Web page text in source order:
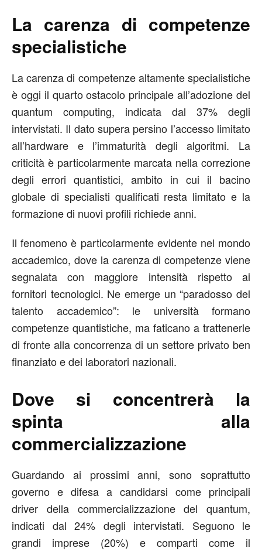
La carenza di competenze
specialistiche
La carenza di competenze altamente specialistiche
è oggi il quarto ostacolo principale all’adozione del
quantum computing, indicata dal 37% degli
intervistati. Il dato supera persino l’accesso limitato
all’hardware e l’immaturità degli algoritmi. La
criticità è particolarmente marcata nella correzione
degli errori quantistici, ambito in cui il bacino
globale di specialisti qualificati resta limitato e la
formazione di nuovi profili richiede anni.
Il fenomeno è particolarmente evidente nel mondo
accademico, dove la carenza di competenze viene
segnalata con maggiore intensità rispetto ai
fornitori tecnologici. Ne emerge un “paradosso del
talento accademico”: le università formano
competenze quantistiche, ma faticano a trattenerle
di fronte alla concorrenza di un settore privato ben
finanziato e dei laboratori nazionali.
Dove si concentrerà la
spinta alla
commercializzazione
Guardando ai prossimi anni, sono soprattutto
governo e difesa a candidarsi come principali
driver della commercializzazione del quantum,
indicati dal 24% degli intervistati. Seguono le
grandi imprese (20%) e comparti come il